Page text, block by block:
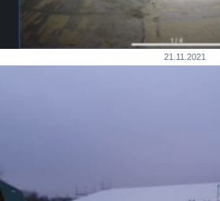
21.11.2021